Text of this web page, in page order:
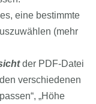
eine bestimmte
(mehr
der PDF-Datei
verschiedenen
„Höhe